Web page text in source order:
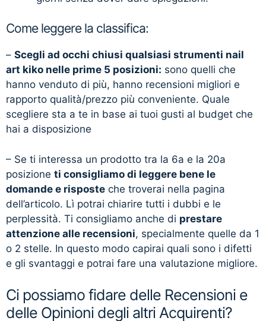
Come leggere la classifica:
– Scegli ad occhi chiusi qualsiasi strumenti nail
art kiko nelle prime 5 posizioni: sono quelli che
hanno venduto di più, hanno recensioni migliori e
rapporto qualità/prezzo più conveniente. Quale
scegliere sta a te in base ai tuoi gusti al budget che
hai a disposizione
– Se ti interessa un prodotto tra la 6a e la 20a
posizione ti consigliamo di leggere bene le
domande e risposte che troverai nella pagina
dell’articolo. Lì potrai chiarire tutti i dubbi e le
perplessità. Ti consigliamo anche di prestare
attenzione alle recensioni, specialmente quelle da 1
o 2 stelle. In questo modo capirai quali sono i difetti
e gli svantaggi e potrai fare una valutazione migliore.
Ci possiamo fidare delle Recensioni e
delle Opinioni degli altri Acquirenti?